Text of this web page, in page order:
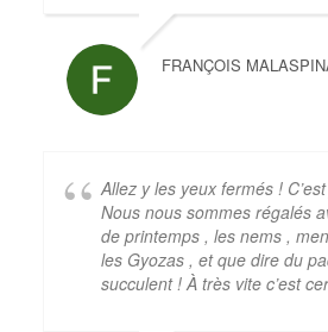
FRANÇOIS
Allez y les yeux fermés !
Nous nous sommes régalés
de printemps , les nems ,
les Gyozas , et que dire du
succulent ! À très vite c’est